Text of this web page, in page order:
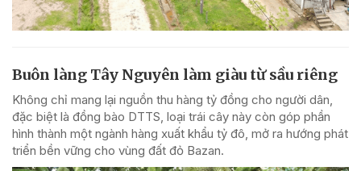
Buôn làng Tây Nguyên làm giàu từ sầu riêng
Không chỉ mang lại nguồn thu hàng tỷ đồng cho người dân,
đặc biệt là đồng bào DTTS, loại trái cây này còn góp phần
hình thành một ngành hàng xuất khẩu tỷ đô, mở ra hướng phát
triển bền vững cho vùng đất đỏ Bazan.